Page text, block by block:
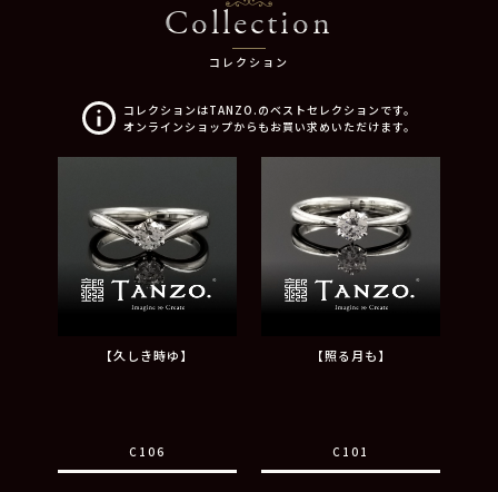
Collection
コレクション
コレクションはTANZO.のベストセレクションです。
オンラインショップからもお買い求めいただけます。
【久しき時ゆ】
C106
【照る月も】
C101